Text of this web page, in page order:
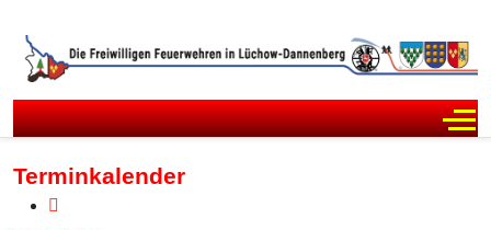
Terminkalender